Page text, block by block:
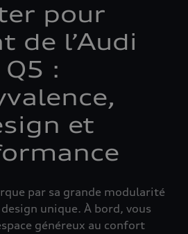
pour
de l’Audi
Q5 :
et
par sa grande modularité
unique. À bord, vous
généreux au confort